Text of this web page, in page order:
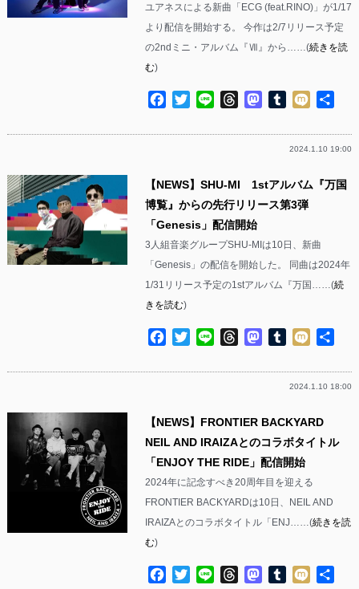
ユアネスによる新曲「ECG (feat.RINO)」が1/17
より配信を開始する。 今作は2/7リリース予定
の2ndミニ・アルバム『Ⅶ』から……(続きを読
む)
Facebook
TwitterLine ThreadsMastodon
Tumblr
Mixi
2024.1.10 19:00
【NEWS】SHU-MI 1stアルバム『万国
博覧』からの先行リリース第3弾
「Genesis」配信開始
3人組音楽グループSHU-MIは10日、新曲
「Genesis」の配信を開始した。 同曲は2024年
1/31リリース予定の1stアルバム『万国……(続
きを読む)
Facebook
TwitterLine ThreadsMastodon
Tumblr
Mixi
2024.1.10 18:00
【NEWS】FRONTIER BACKYARD
NEIL AND IRAIZAとのコラボタイトル
「ENJOY THE RIDE」配信開始
2024年に記念すべき20周年目を迎える
FRONTIER BACKYARDは10日、NEIL AND
IRAIZAとのコラボタイトル「ENJ……(続きを読
む)
Facebook
TwitterLine ThreadsMastodon
Tumblr
Mixi